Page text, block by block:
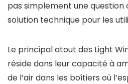
pas simplement une question
solution technique pour les
Le principal atout des Light
réside dans leur capacité à
de l’air dans les boîtiers où